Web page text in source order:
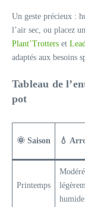
Un geste précieux :
l’air sec, ou placez
Plant’Trotters et
adaptés aux besoins
Tableau de
pot
🌞 Saison 💧
Printemps
humide